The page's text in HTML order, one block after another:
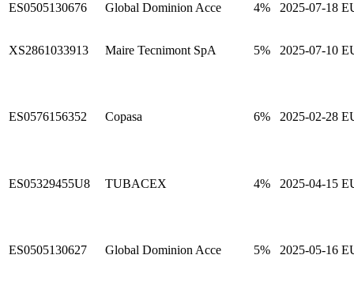
ES0505130676 Global Dominion Acce 4% 2025-07-18
XS2861033913 Maire Tecnimont SpA 5% 2025-07-10
ES0576156352 Copasa 6% 2025-02-28
ES05329455U8 TUBACEX 4% 2025-04-15
ES0505130627 Global Dominion Acce 5% 2025-05-16